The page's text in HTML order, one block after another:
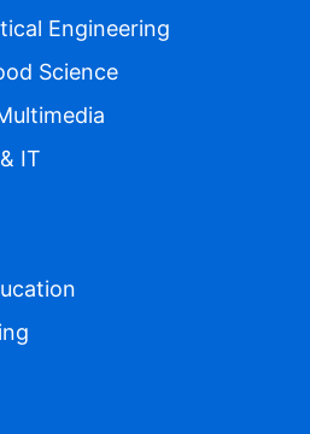
Engineering
Science
IT